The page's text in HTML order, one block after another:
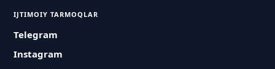
IJTIMOIY TARMOQLAR
Telegram
Instagram